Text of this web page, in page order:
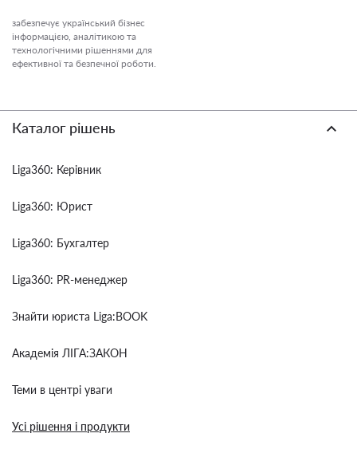
забезпечує український бізнес
інформацією, аналітикою та
технологічними рішеннями для
ефективної та безпечної роботи.
Каталог рішень
Liga360: Керівник
Liga360: Юрист
Liga360: Бухгалтер
Liga360: PR-менеджер
Знайти юриста Liga:BOOK
Академія ЛІГА:ЗАКОН
Теми в центрі уваги
Усі рішення і продукти